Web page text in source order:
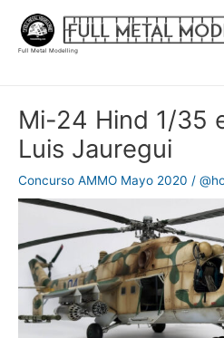
contenido
Full Metal Modelling
Mi-24 Hind 1/35
Luis Jauregui
Concurso AMMO Mayo 2020 /
de
entradas